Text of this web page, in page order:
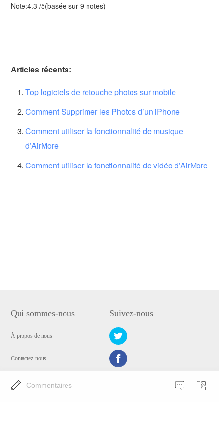
Note:4.3 /5(basée sur9 notes)
Articles récents:
Top logiciels de retouche photos sur mobile
Comment Supprimer les Photos d’un iPhone
Comment utiliser la fonctionnalité de musique
d’AirMore
Comment utiliser la fonctionnalité de vidéo d’AirMore
Qui sommes-nous
À propos de nous
Contactez-nous
Politique de confidentialité
Suivez-nous
Commentaires